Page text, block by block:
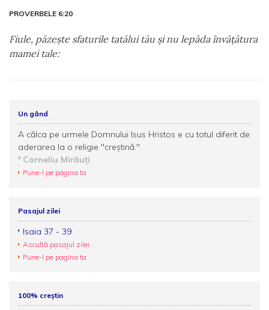
PROVERBELE 6:20
Fiule, păzeşte sfaturile tatălui tău şi nu lepăda învăţătura
mamei tale:
Un gând
A călca pe urmele Domnului Isus Hristos e cu totul diferit de
aderarea la o religie "creștină."
Corneliu Mirăuţi
Pune-l pe pagina ta
Pasajul zilei
Isaia 37 - 39
Ascultă pasajul zilei
Pune-l pe pagina ta
100% creștin